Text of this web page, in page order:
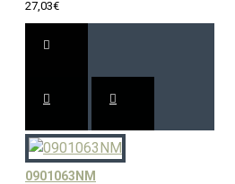
27,03€
0901063NM